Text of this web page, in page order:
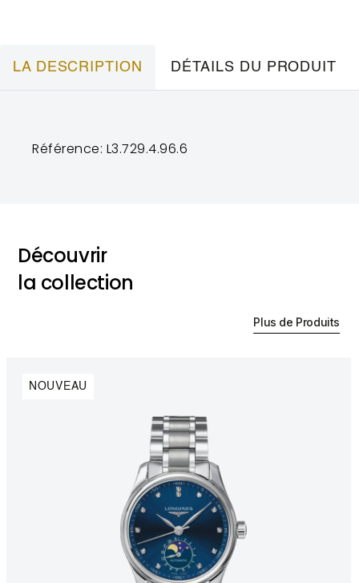
LA DESCRIPTION DÉTAILS DU PRODUIT
Référence: L3.729.4.96.6
Découvrir
la collection
Plus de Produits
NOUVEAU